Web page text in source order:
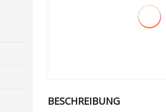
BESCHREIBUNG